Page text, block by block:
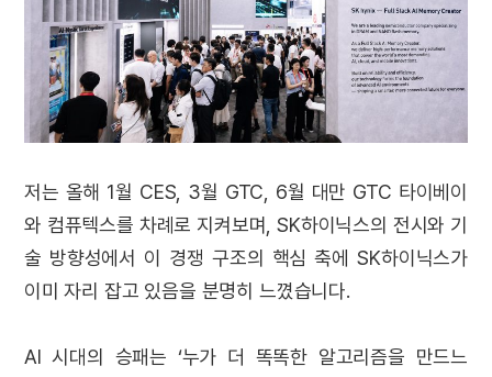
저는 올해 1월 CES, 3월 GTC, 6월 대만 GTC 타이베이
와 컴퓨텍스를 차례로 지켜보며, SK하이닉스의 전시와 기
술 방향성에서 이 경쟁 구조의 핵심 축에 SK하이닉스가
이미 자리 잡고 있음을 분명히 느꼈습니다.
AI 시대의 승패는 ‘누가 더 똑똑한 알고리즘을 만드느